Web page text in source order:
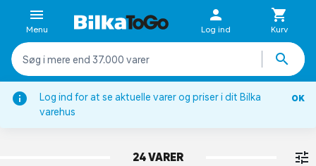
Log ind for at se aktuelle varer og priser i dit Bilka
varehus
OK
Menu Log ind Kurv
Hvidvin
TYSKLAND
24 VARER